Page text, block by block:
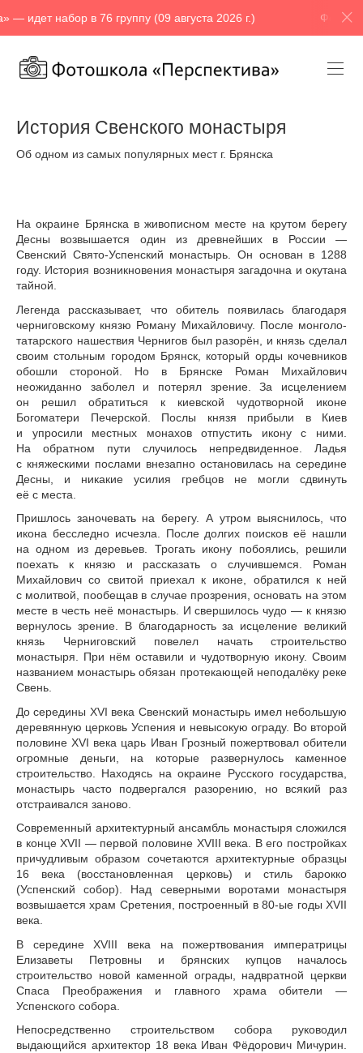
в 76 группу (09 августа 2026 г.) Фотошкола
История Свенского монастыря
Об одном из самых популярных мест г. Брянска
На окраине Брянска в живописном месте на крутом берегу
Десны возвышается один из древнейших в России —
Свенский Свято-Успенский монастырь. Он основан в 1288
году. История возникновения монастыря загадочна и окутана
тайной.
Легенда рассказывает, что обитель появилась благодаря
черниговскому князю Роману Михайловичу. После монголо-
татарского нашествия Чернигов был разорён, и князь сделал
своим стольным городом Брянск, который орды кочевников
обошли стороной. Но в Брянске Роман Михайлович
неожиданно заболел и потерял зрение. За исцелением
он решил обратиться к киевской чудотворной иконе
Богоматери Печерской. Послы князя прибыли в Киев
и упросили местных монахов отпустить икону с ними.
На обратном пути случилось непредвиденное. Ладья
с княжескими послами внезапно остановилась на середине
Десны, и никакие усилия гребцов не могли сдвинуть
её с места.
Пришлось заночевать на берегу. А утром выяснилось, что
икона бесследно исчезла. После долгих поисков её нашли
на одном из деревьев. Трогать икону побоялись, решили
поехать к князю и рассказать о случившемся. Роман
Михайлович со свитой приехал к иконе, обратился к ней
с молитвой, пообещав в случае прозрения, основать на этом
месте в честь неё монастырь. И свершилось чудо — к князю
вернулось зрение. В благодарность за исцеление великий
князь Черниговский повелел начать строительство
монастыря. При нём оставили и чудотворную икону. Своим
названием монастырь обязан протекающей неподалёку реке
Свень.
До середины XVI века Свенский монастырь имел небольшую
деревянную церковь Успения и невысокую ограду. Во второй
половине XVI века царь Иван Грозный пожертвовал обители
огромные деньги, на которые развернулось каменное
строительство. Находясь на окраине Русского государства,
монастырь часто подвергался разорению, но всякий раз
отстраивался заново.
Современный архитектурный ансамбль монастыря сложился
в конце XVII — первой половине XVIII века. В его постройках
причудливым образом сочетаются архитектурные образцы
16 века (восстановленная церковь) и стиль барокко
(Успенский собор). Над северными воротами монастыря
возвышается храм Сретения, построенный в 80-ые годы XVII
века.
В середине XVIII века на пожертвования императрицы
Елизаветы Петровны и брянских купцов началось
строительство новой каменной ограды, надвратной церкви
Спаса Преображения и главного храма обители —
Успенского собора.
Непосредственно строительством собора руководил
выдающийся архитектор 18 века Иван Фёдорович Мичурин.